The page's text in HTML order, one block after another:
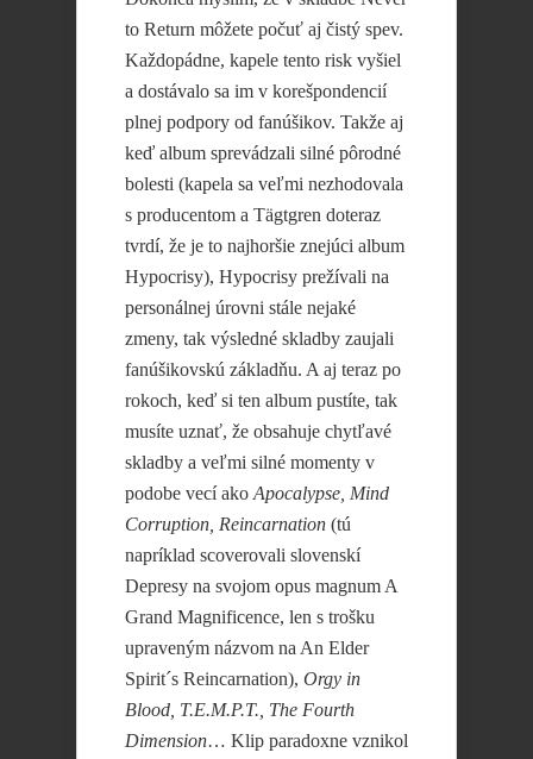
to Return môžete počuť aj čistý spev.
Každopádne, kapele tento risk vyšiel
a dostávalo sa im v korešpondencií
plnej podpory od fanúšikov. Takže aj
keď album sprevádzali silné pôrodné
bolesti (kapela sa veľmi nezhodovala
s producentom a Tägtgren doteraz
tvrdí, že je to najhoršie znejúci album
Hypocrisy), Hypocrisy prežívali na
personálnej úrovni stále nejaké
zmeny, tak výsledné skladby zaujali
fanúšikovskú základňu. A aj teraz po
rokoch, keď si ten album pustíte, tak
musíte uznať, že obsahuje chytľavé
skladby a veľmi silné momenty v
podobe vecí ako Apocalypse, Mind
Corruption, Reincarnation (tú
napríklad scoverovali slovenskí
Depresy na svojom opus magnum A
Grand Magnificence, len s trošku
upraveným názvom na An Elder
Spirit´s Reincarnation), Orgy in
Blood, T.E.M.P.T., The Fourth
Dimension… Klip paradoxne vznikol